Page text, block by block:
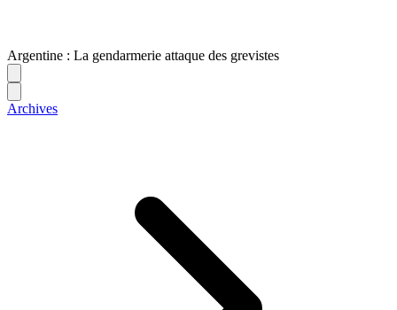
Argentine : La gendarmerie attaque des grevistes
Archives